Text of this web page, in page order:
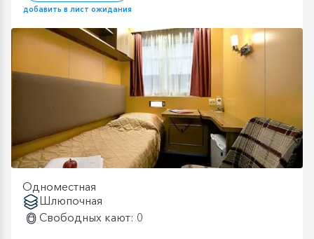
добавить в лист ожидания
Одноместная
Шлюпочная
Свободных кают: 0